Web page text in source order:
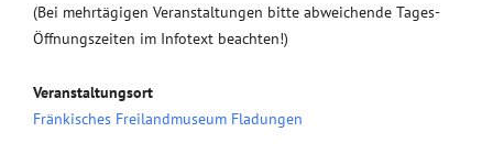
(Bei mehrtägigen Veranstaltungen bitte abweichende Tages-
Öffnungszeiten im Infotext beachten!)
Veranstaltungsort
Fränkisches Freilandmuseum Fladungen